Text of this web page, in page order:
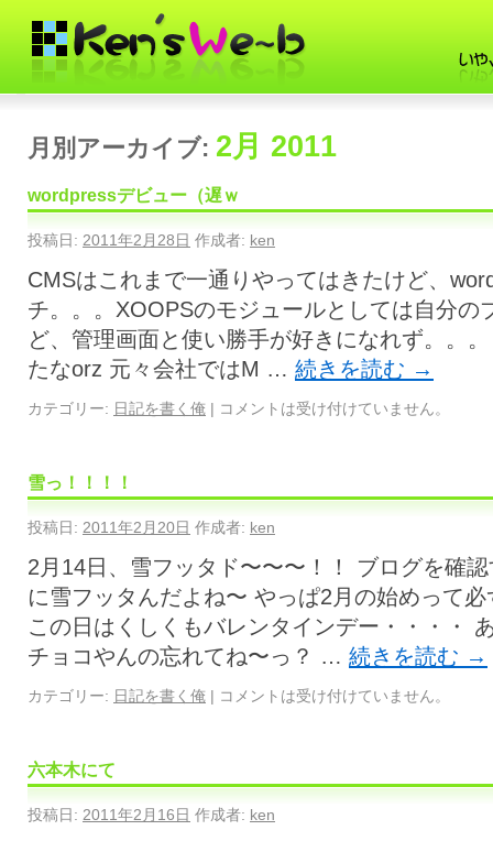
月別アーカイブ: 2月 2011
wordpressデビュー（遅ｗ
投稿日: 2011年2月28日 作成者: ken
CMSはこれまで一通りやってはきたけど、
チ。。。XOOPSのモジュールとしては自分の
ど、管理画面と使い勝手が好きになれず。。
たなorz 元々会社ではM … 続きを読む →
カテゴリー: 日記を書く俺 | コメントは受け付けていません。
雪っ！！！！
投稿日: 2011年2月20日 作成者: ken
2月14日、雪フッタド〜〜〜！！ ブログを確
に雪フッタんだよね〜 やっぱ2月の始めって
この日はくしくもバレンタインデー・・・・
チョコやんの忘れてね〜っ？ … 続きを読む →
カテゴリー: 日記を書く俺 | コメントは受け付けていません。
六本木にて
投稿日: 2011年2月16日 作成者: ken